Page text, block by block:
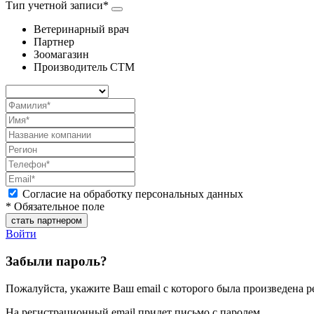
Тип учетной записи*
Ветеринарный врач
Партнер
Зоомагазин
Производитель СТМ
Согласие на обработку персональных данных
* Обязательное поле
Войти
Забыли пароль?
Пожалуйста, укажите Ваш email с которого была произведена